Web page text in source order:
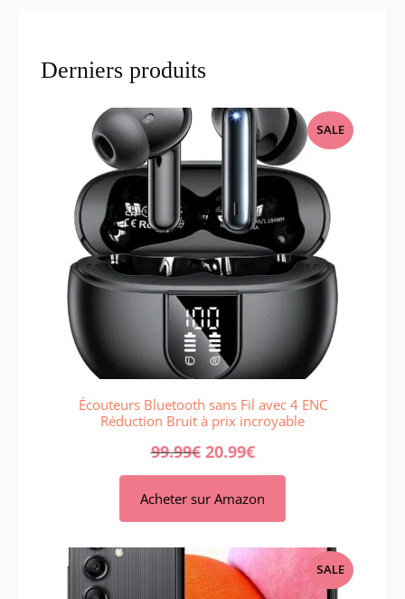
Derniers produits
SALEPRODUCT
ON
Écouteurs Bluetooth sans Fil avec 4 ENC
Réduction Bruit à prix incroyable
99.99€ 20.99€
Acheter sur Amazon
SALEPRODUCT
ON